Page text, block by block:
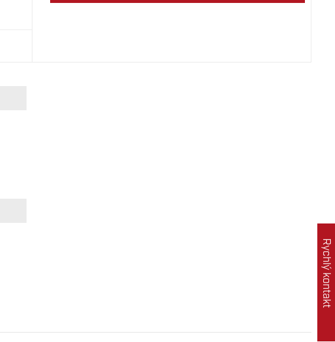
Rychlý kontakt